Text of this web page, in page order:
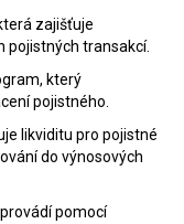
zajišťuje
transakcí.
který
pojistného.
likviditu pro pojistné
do výnosových
pomocí